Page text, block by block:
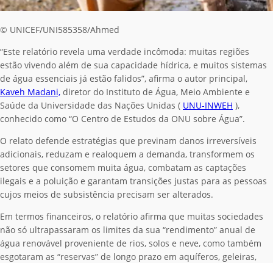
© UNICEF/UNI585358/Ahmed
“Este relatório revela uma verdade incômoda: muitas regiões
estão vivendo além de sua capacidade hídrica, e muitos sistemas
de água essenciais já estão falidos”, afirma o autor principal,
Kaveh Madani, diretor do Instituto de Água, Meio Ambiente e
Saúde da Universidade das Nações Unidas ( UNU-INWEH ),
conhecido como “O Centro de Estudos da ONU sobre Água”.
O relato defende estratégias que previnam danos irreversíveis
adicionais, reduzam e realoquem a demanda, transformem os
setores que consomem muita água, combatam as captações
ilegais e a poluição e garantam transições justas para as pessoas
cujos meios de subsistência precisam ser alterados.
Em termos financeiros, o relatório afirma que muitas sociedades
não só ultrapassaram os limites da sua “rendimento” anual de
água renovável proveniente de rios, solos e neve, como também
esgotaram as “reservas” de longo prazo em aquíferos, geleiras,